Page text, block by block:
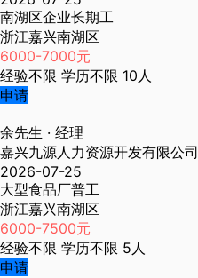
南湖区企业长期工
浙江嘉兴南湖区
6000-7000元
经验不限 学历不限 10人
申请
余先生 · 经理
嘉兴九源人力资源开发有限公司
2026-07-25
大型食品厂普工
浙江嘉兴南湖区
6000-7500元
经验不限 学历不限 5人
申请